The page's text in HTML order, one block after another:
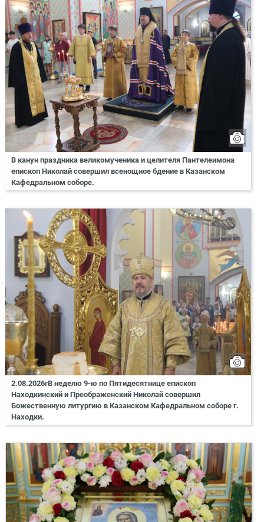
В канун праздника великомученика и целителя Пантелеимона
епископ Николай совершил всенощное бдение в Казанском
Кафедральном соборе.
2.08.2026гВ неделю 9-ю по Пятидесятнице епископ
Находкинский и Преображенский Николай совершил
Божественную литургию в Казанском Кафедральном соборе г.
Находки.